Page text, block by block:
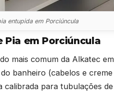
entupida em Porciúncula
Pia em Porciúncula
mais comum da Alkatec
banheiro (cabelos e
calibrada para tubulações